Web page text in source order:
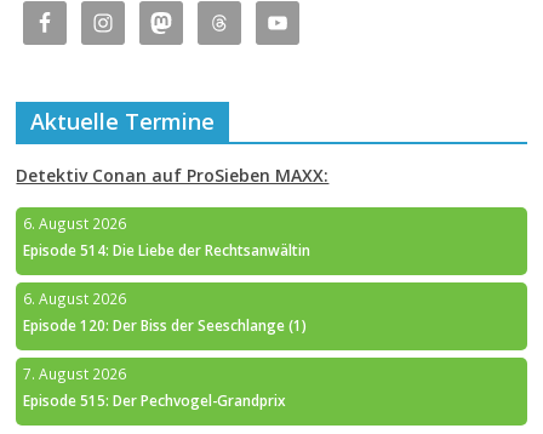
Aktuelle Termine
Detektiv Conan auf ProSieben MAXX:
6. August 2026
Episode 514: Die Liebe der Rechtsanwältin
6. August 2026
Episode 120: Der Biss der Seeschlange (1)
7. August 2026
Episode 515: Der Pechvogel-Grandprix